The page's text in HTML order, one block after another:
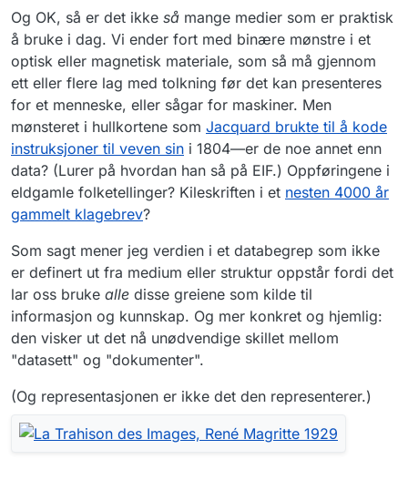
Og OK, så er det ikke så mange medier som er praktisk
å bruke i dag. Vi ender fort med binære mønstre i et
optisk eller magnetisk materiale, som så må gjennom
ett eller flere lag med tolkning før det kan presenteres
for et menneske, eller sågar for maskiner. Men
mønsteret i hullkortene som Jacquard brukte til å kode
instruksjoner til veven sin i 1804—er de noe annet enn
data? (Lurer på hvordan han så på EIF.) Oppføringene i
eldgamle folketellinger? Kileskriften i et nesten 4000 år
gammelt klagebrev?
Som sagt mener jeg verdien i et databegrep som ikke
er definert ut fra medium eller struktur oppstår fordi det
lar oss bruke alle disse greiene som kilde til
informasjon og kunnskap. Og mer konkret og hjemlig:
den visker ut det nå unødvendige skillet mellom
"datasett" og "dokumenter".
(Og representasjonen er ikke det den representerer.)